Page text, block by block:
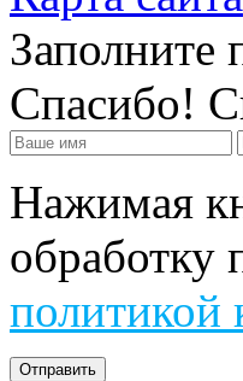
Заполните
Спасибо!
Нажимая
обработку
политикой
Отправить